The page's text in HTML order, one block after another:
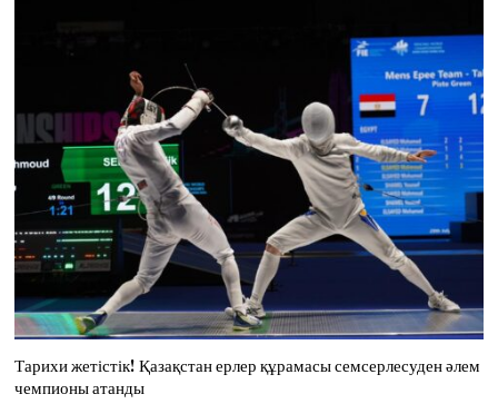
Тарихи жетістік! Қазақстан ерлер құрамасы семсерлесуден әлем
чемпионы атанды